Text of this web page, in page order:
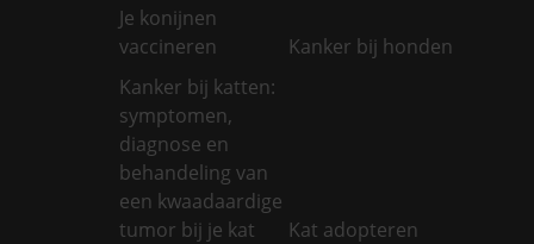
Je konijnen
vaccineren
Kanker bij honden
Kanker bij katten:
symptomen,
diagnose en
behandeling van
een kwaadaardige
tumor bij je kat
Kat adopteren